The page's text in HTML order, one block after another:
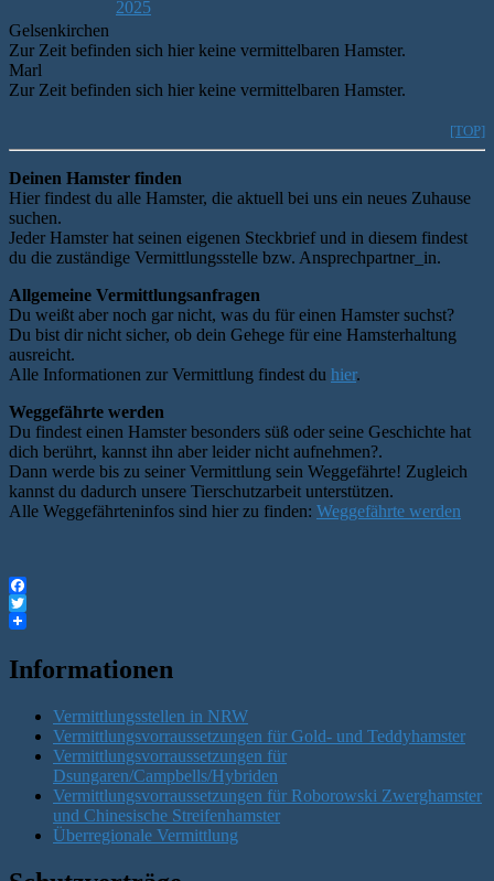
Gelsenkirchen
Zur Zeit befinden sich hier keine vermittelbaren Hamster.
Marl
Zur Zeit befinden sich hier keine vermittelbaren Hamster.
[TOP]
Deinen Hamster finden
Hier findest du alle Hamster, die aktuell bei uns ein neues Zuhause
suchen.
Jeder Hamster hat seinen eigenen Steckbrief und in diesem findest
du die zuständige Vermittlungsstelle bzw. Ansprechpartner_in.
Allgemeine Vermittlungsanfragen
Du weißt aber noch gar nicht, was du für einen Hamster suchst?
Du bist dir nicht sicher, ob dein Gehege für eine Hamsterhaltung
ausreicht.
Alle Informationen zur Vermittlung findest du hier.
Weggefährte werden
Du findest einen Hamster besonders süß oder seine Geschichte hat
dich berührt, kannst ihn aber leider nicht aufnehmen?.
Dann werde bis zu seiner Vermittlung sein Weggefährte! Zugleich
kannst du dadurch unsere Tierschutzarbeit unterstützen.
Alle Weggefährteninfos sind hier zu finden: Weggefährte werden
Facebook
Twitter
Informationen
Vermittlungsstellen in NRW
Vermittlungsvorraussetzungen für Gold- und Teddyhamster
Vermittlungsvorraussetzungen für
Dsungaren/Campbells/Hybriden
Vermittlungsvorraussetzungen für Roborowski Zwerghamster
und Chinesische Streifenhamster
Überregionale Vermittlung